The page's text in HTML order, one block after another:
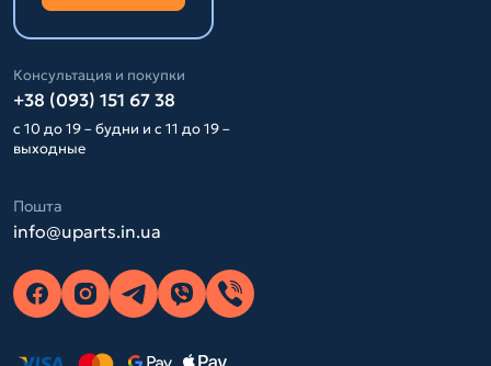
Консультация и покупки
+38 (093) 151 67 38
с 10 до 19 – будни и с 11 до 19 –
выходные
Пошта
info@uparts.in.ua